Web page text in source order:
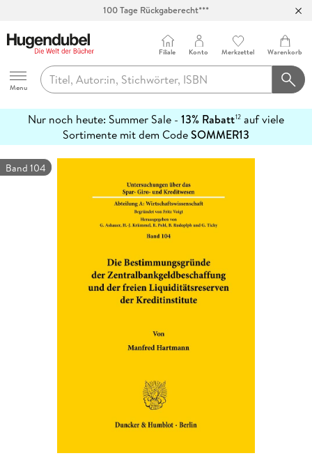
100 Tage Rückgaberecht***
Hugendubel
Menu
Filiale Konto Merkzettel Warenkorb
Nur noch heute: Summer Sale - 13% Rabatt12 auf viele
Sortimente mit dem CodeSOMMER13
erfahren
Band 104